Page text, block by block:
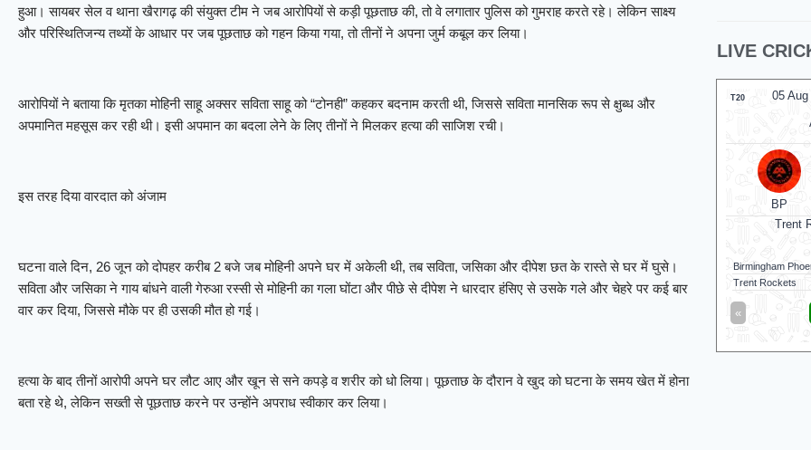
हुआ। सायबर सेल व थाना खैरागढ़ की संयुक्त टीम ने जब आरोपियों से कड़ी पूछताछ की, तो वे लगातार पुलिस को गुमराह करते रहे। लेकिन साक्ष्य
और परिस्थितिजन्य तथ्यों के आधार पर जब पूछताछ को गहन किया गया, तो तीनों ने अपना जुर्म कबूल कर लिया।
आरोपियों ने बताया कि मृतका मोहिनी साहू अक्सर सविता साहू को “टोनही” कहकर बदनाम करती थी, जिससे सविता मानसिक रूप से क्षुब्ध और
अपमानित महसूस कर रही थी। इसी अपमान का बदला लेने के लिए तीनों ने मिलकर हत्या की साजिश रची।
इस तरह दिया वारदात को अंजाम
घटना वाले दिन, 26 जून को दोपहर करीब 2 बजे जब मोहिनी अपने घर में अकेली थी, तब सविता, जसिका और दीपेश छत के रास्ते से घर में घुसे।
सविता और जसिका ने गाय बांधने वाली गेरुआ रस्सी से मोहिनी का गला घोंटा और पीछे से दीपेश ने धारदार हंसिए से उसके गले और चेहरे पर कई बार
वार कर दिया, जिससे मौके पर ही उसकी मौत हो गई।
हत्या के बाद तीनों आरोपी अपने घर लौट आए और खून से सने कपड़े व शरीर को धो लिया। पूछताछ के दौरान वे खुद को घटना के समय खेत में होना
बता रहे थे, लेकिन सख्ती से पूछताछ करने पर उन्होंने अपराध स्वीकार कर लिया।
LIVE
05 Aug 2026, Wed 17:30 GMT
T20
Birmingham Phoenix
111/6 (100)
Trent Rockets
116/3 (83)
05
T20
CSG
Nellai
Nellai Royal Kings
Chepauk Super
«